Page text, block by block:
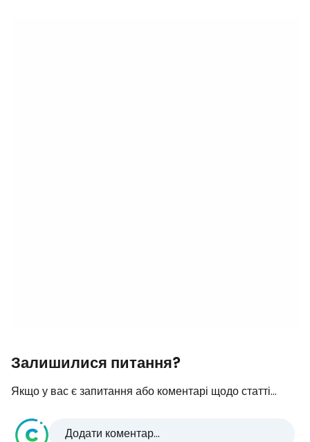
Залишилися питання?
Якщо у вас є запитання або коментарі щодо статті...
Додати коментар...